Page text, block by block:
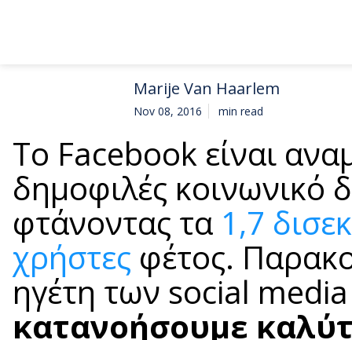
Marije Van Haarlem
Nov 08, 2016 min read
Το Facebook είναι
δημοφιλές κοινωνικό
φτάνοντας τα 1,7
χρήστες φέτος.
ηγέτη των social
κατανοήσουμε